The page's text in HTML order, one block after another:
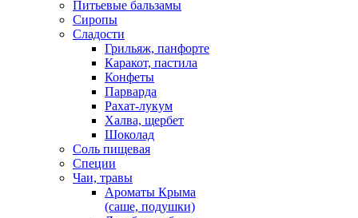
Питьевые бальзамы
Сиропы
Сладости
Грильяж, панфорте
Каракот, пастила
Конфеты
Парварда
Рахат-лукум
Халва, щербет
Шоколад
Соль пищевая
Специи
Чаи, травы
Ароматы Крыма
(саше, подушки)